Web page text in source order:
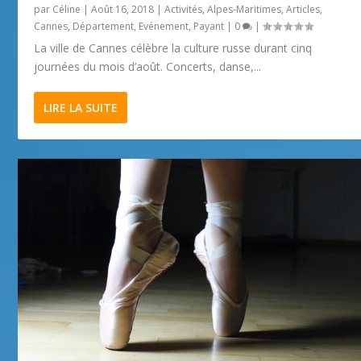
par Céline |Août 16, 2018 |Activités,Alpes-Maritimes,Articles,
Cannes, Département, Evénement, Payant | 0 |
La ville de Cannes célèbre la culture russe durant cinq
journées du mois d’août. Concerts, danse,...
LIRE LA SUITE